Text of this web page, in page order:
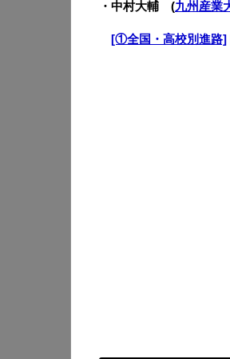
・中村大輔 (九州産業
[①全国・高校別進路]